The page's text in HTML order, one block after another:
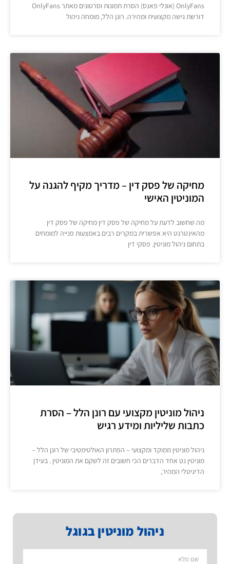
ניהול מוניטין בגוגל
OnlyFans (אונלי פאנס) הסרת תמונות וסרטונים מאתר OnlyFans
דורשת גישה מקצועית ומהירה. רונן הלל, מומחה ניהול
מחיקה של פסק דין – מדריך מקיף להגנה על
המוניטין האישי
מה שחשוב לדעת על מחיקה של פסק דין מחיקה של פסק דין
מהאינטרנט היא אפשרית במקרים רבים באמצעות פנייה למומחים
בתחום ניהול מוניטין. פסקי דין
ניהול מוניטין מקצועי עם רונן הלל – הסרת
כתבות שליליות ומידע רגיש
ניהול מוניטין ממוקד ומקצועי – הפתרון האולטימטיבי של רונן הלל –
מוניטין נט אחד הדברים הכי חשובים זה לשקם את המוניטין . בעידן
הדיגיטלי המהיר,